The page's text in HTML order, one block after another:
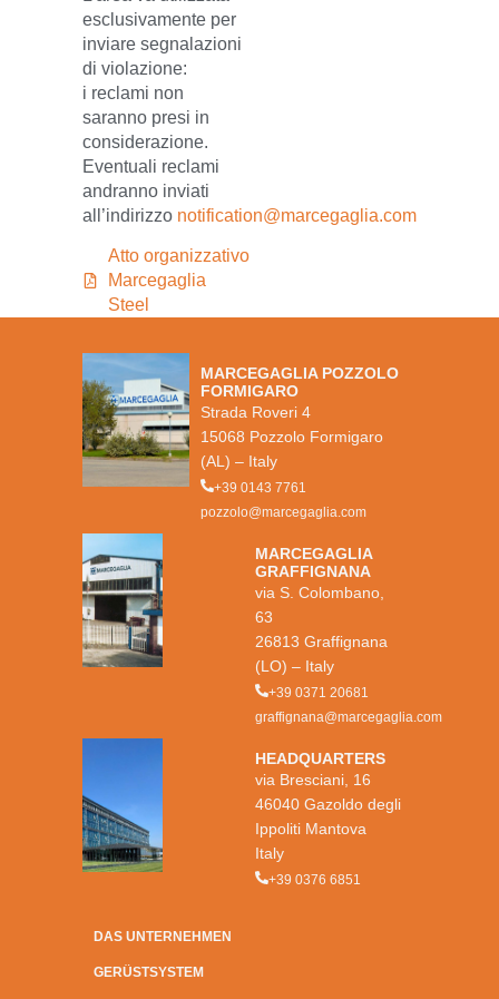
esclusivamente per
inviare segnalazioni
di violazione:
i reclami non
saranno presi in
considerazione.
Eventuali reclami
andranno inviati
all’indirizzo notification@marcegaglia.com
Atto organizzativo
Marcegaglia
Steel
MARCEGAGLIA POZZOLO
FORMIGARO
Strada Roveri 4
15068 Pozzolo Formigaro
(AL) – Italy
+39 0143 7761
pozzolo@marcegaglia.com
MARCEGAGLIA
GRAFFIGNANA
via S. Colombano,
63
26813 Graffignana
(LO) – Italy
+39 0371 20681
graffignana@marcegaglia.com
HEADQUARTERS
via Bresciani, 16
46040 Gazoldo degli
Ippoliti Mantova
Italy
+39 0376 6851
DAS UNTERNEHMEN
GERÜSTSYSTEM